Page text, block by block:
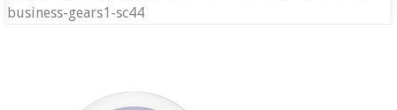
business-gears1-sc44